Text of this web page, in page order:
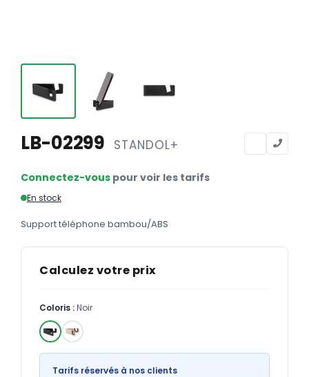
Tête de lettre
Sous-mains
Chemises
Bons de commande
GRAND FORMAT
LB-02299 STANDOL+
Connectez-vous pour voir les tarifs
En stock
Support téléphone bambou/ABS
Calculez votre prix
Coloris :Noir
Tarifs réservés à nos clients